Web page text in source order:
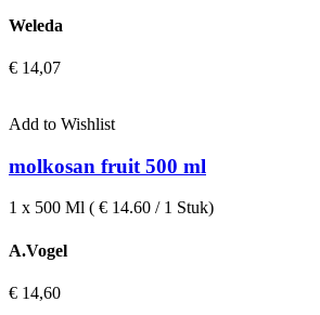
Weleda
€ 14,07
Add to Wishlist
molkosan fruit 500 ml
1 x 500 Ml ( € 14.60 / 1 Stuk)
A.Vogel
€ 14,60